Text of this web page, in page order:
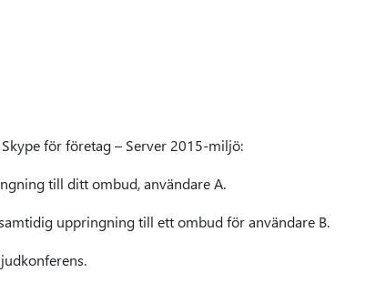
för företag – Server 2015-miljö:
till ditt ombud, användare A.
uppringning till ett ombud för användare B.